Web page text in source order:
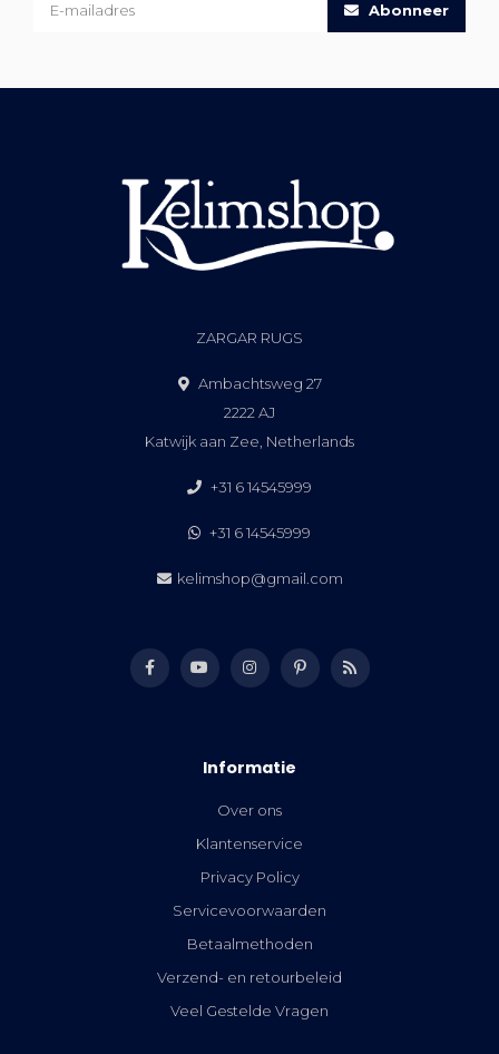
Abonneer
ZARGAR RUGS
Ambachtsweg 27
2222 AJ
Katwijk aan Zee, Netherlands
+31 6 14545999
+31 6 14545999
kelimshop@gmail.com
Informatie
Over ons
Klantenservice
Privacy Policy
Servicevoorwaarden
Betaalmethoden
Verzend- en retourbeleid
Veel Gestelde Vragen